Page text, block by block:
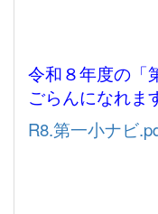
令和８年度の「
ごらんになれま
R8.第一小ナビ